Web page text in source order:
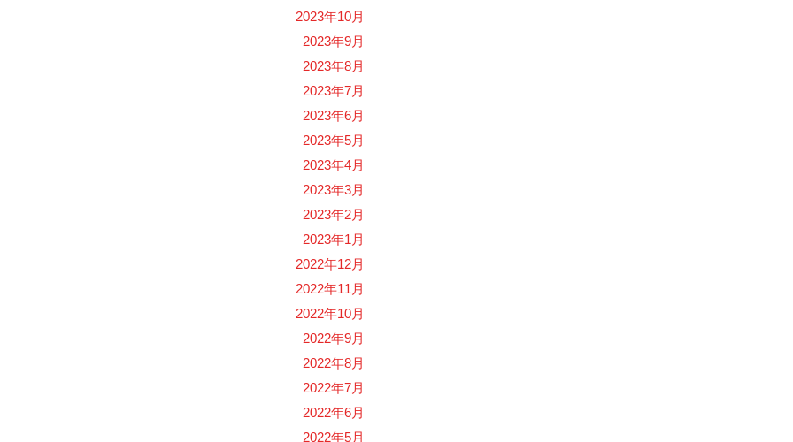
2023年10月
2023年9月
2023年8月
2023年7月
2023年6月
2023年5月
2023年4月
2023年3月
2023年2月
2023年1月
2022年12月
2022年11月
2022年10月
2022年9月
2022年8月
2022年7月
2022年6月
2022年5月